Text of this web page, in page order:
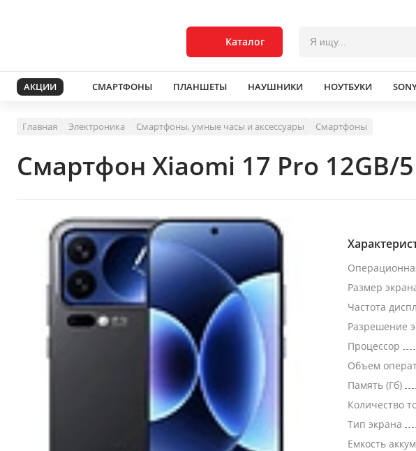
Каталог
АКЦИИ СМАРТФОНЫ ПЛАНШЕТЫ НАУШНИКИ НОУТБУКИ
Главная Электроника Смартфоны, умные часы и аксессуары Смартфоны
Смартфон Xiaomi 17 Pro 12GB/
Размер
Частота
Разрешение
Процессор
Объем
Память (Гб)
Количество
Тип экрана
Емкость